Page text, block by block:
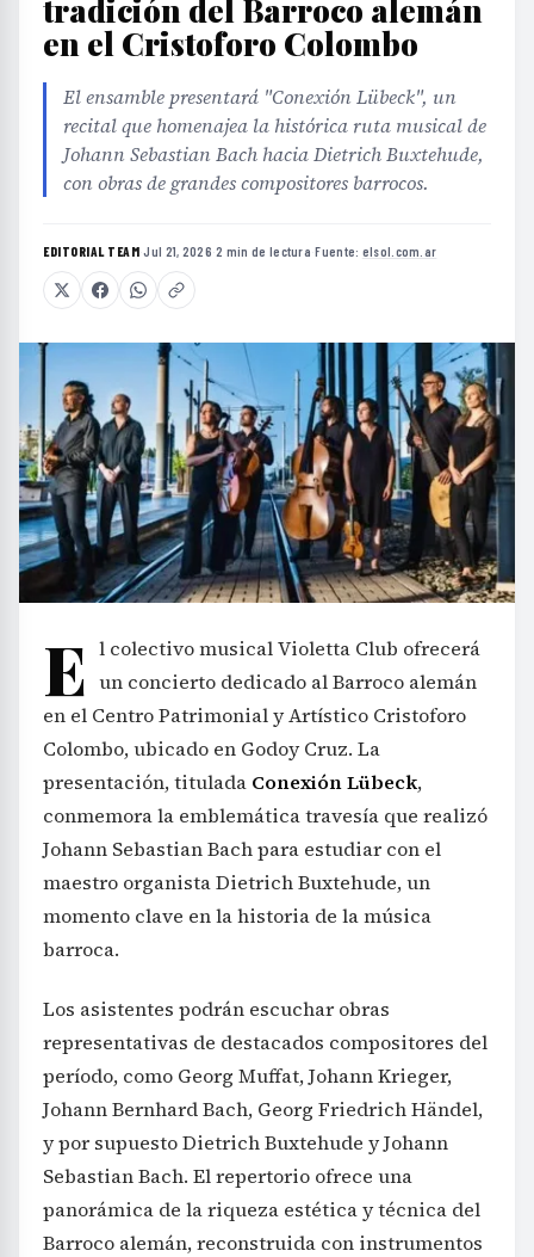
tradición del Barroco alemán
en el Cristoforo Colombo
El ensamble presentará "Conexión Lübeck", un
recital que homenajea la histórica ruta musical de
Johann Sebastian Bach hacia Dietrich Buxtehude,
con obras de grandes compositores barrocos.
EDITORIAL TEAM·Jul 21, 2026·2 min de lectura·Fuente: elsol.com.ar
E l colectivo musical Violetta Club ofrecerá
un concierto dedicado al Barroco alemán
en el Centro Patrimonial y Artístico Cristoforo
Colombo, ubicado en Godoy Cruz. La
presentación, titulada Conexión Lübeck,
conmemora la emblemática travesía que realizó
Johann Sebastian Bach para estudiar con el
maestro organista Dietrich Buxtehude, un
momento clave en la historia de la música
barroca.
Los asistentes podrán escuchar obras
representativas de destacados compositores del
período, como Georg Muffat, Johann Krieger,
Johann Bernhard Bach, Georg Friedrich Händel,
y por supuesto Dietrich Buxtehude y Johann
Sebastian Bach. El repertorio ofrece una
panorámica de la riqueza estética y técnica del
Barroco alemán, reconstruida con instrumentos